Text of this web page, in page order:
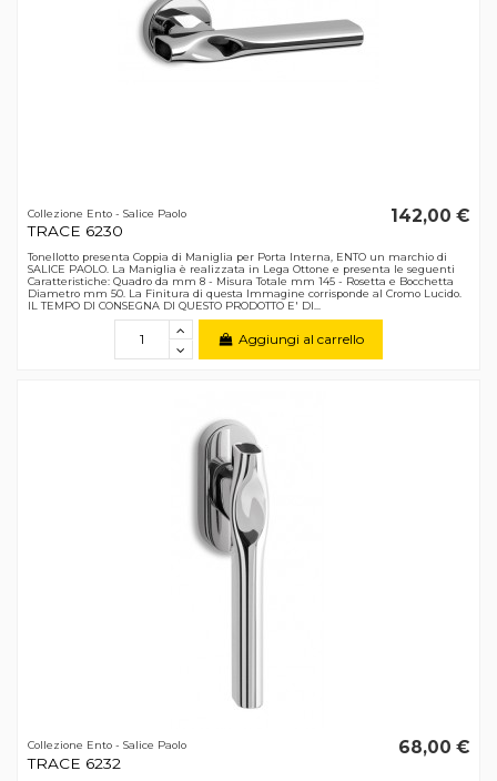
Collezione Ento - Salice Paolo
TRACE 6230
142,00 €
Tonellotto presenta Coppia di Maniglia per Porta Interna, ENTO un marchio di
SALICE PAOLO. La Maniglia è realizzata in Lega Ottone e presenta le seguenti
Caratteristiche: Quadro da mm 8 - Misura Totale mm 145 - Rosetta e Bocchetta
Diametro mm 50. La Finitura di questa Immagine corrisponde al Cromo Lucido.
IL TEMPO DI CONSEGNA DI QUESTO PRODOTTO E' DI...
Aggiungi al carrello
Collezione Ento - Salice Paolo
TRACE 6232
68,00 €